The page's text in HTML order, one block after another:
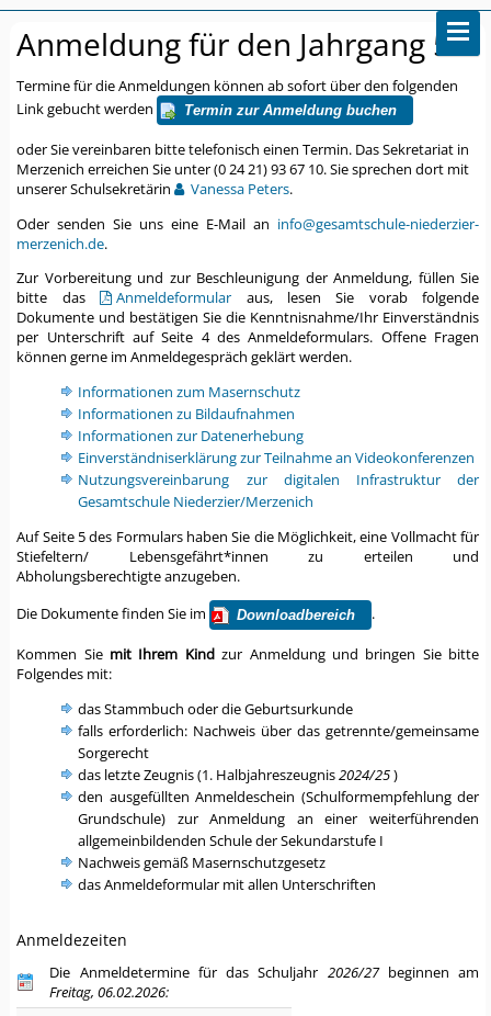
Anmeldung für den Jahrgang 5
Termine für die Anmeldungen können ab sofort über den folgenden
Link gebucht werden
Termin zur Anmeldung buchen
oder Sie vereinbaren bitte telefonisch einen Termin. Das Sekretariat in
Merzenich erreichen Sie unter (0 24 21) 93 67 10. Sie sprechen dort mit
unserer Schulsekretärin
Vanessa Peters.
Oder senden Sie uns eine E-Mail an info@gesamtschule-niederzier-
merzenich.de.
Zur Vorbereitung und zur Beschleunigung der Anmeldung, füllen Sie
bitte das
Anmeldeformular aus, lesen Sie vorab folgende
Dokumente und bestätigen Sie die Kenntnisnahme/Ihr Einverständnis
per Unterschrift auf Seite 4 des Anmeldeformulars. Offene Fragen
können gerne im Anmeldegespräch geklärt werden.
Informationen zum Masernschutz
Informationen zu Bildaufnahmen
Informationen zur Datenerhebung
Einverständniserklärung zur Teilnahme an Videokonferenzen
Nutzungsvereinbarung zur digitalen Infrastruktur der
Gesamtschule Niederzier/Merzenich
Auf Seite 5 des Formulars haben Sie die Möglichkeit, eine Vollmacht für
Stiefeltern/ Lebensgefährt*innen zu erteilen und
Abholungsberechtigte anzugeben.
Die Dokumente finden Sie im
Downloadbereich .
Kommen Siemit Ihrem Kindzur Anmeldung und bringen Sie bitte
Folgendes mit:
das Stammbuch oder die Geburtsurkunde
falls erforderlich: Nachweis über das getrennte/gemeinsame
Sorgerecht
das letzte Zeugnis (1. Halbjahreszeugnis2024/25)
den ausgefüllten Anmeldeschein (Schulformempfehlung der
Grundschule) zur Anmeldung an einer weiterführenden
allgemeinbildenden Schule der Sekundarstufe I
Nachweis gemäß Masernschutzgesetz
das Anmeldeformular mit allen Unterschriften
Anmeldezeiten
Die Anmeldetermine für das Schuljahr 2026/27beginnen am
Freitag, 06.02.2026: